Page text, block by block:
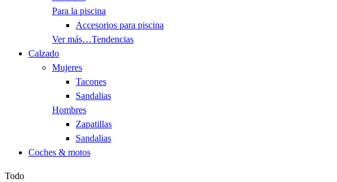
Para la piscina
Accesorios para piscina
Ver más…Tendencias
Calzado
Mujeres
Tacones
Sandalias
Hombres
Zapatillas
Sandalias
Coches & motos
Todo